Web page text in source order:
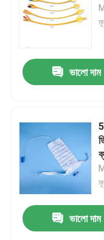
ভালো দাম
ভালো দাম